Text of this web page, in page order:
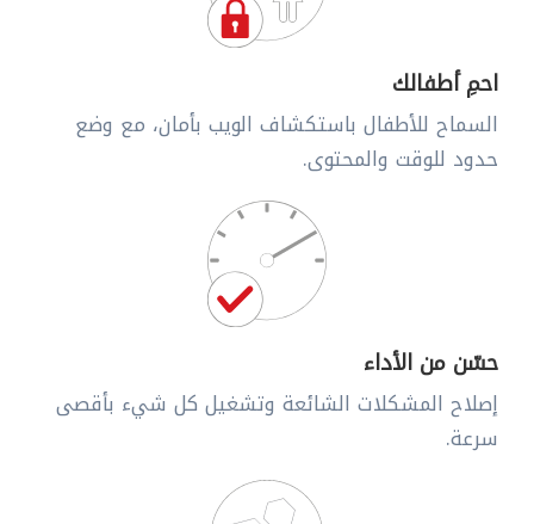
احمِ أطفالك
السماح للأطفال باستكشاف الويب بأمان، مع وضع
حدود للوقت والمحتوى.
حسّن من الأداء
إصلاح المشكلات الشائعة وتشغيل كل شيء بأقصى
سرعة.